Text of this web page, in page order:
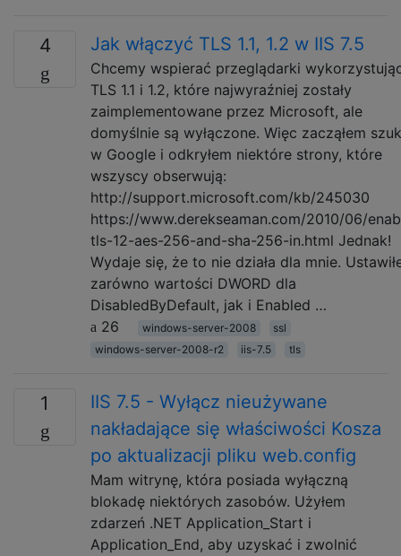
4 Jak włączyć TLS 1.1, 1.2 w IIS 7.5
Chcemy wspierać przeglądarki
TLS 1.1 i 1.2, które najwyraźniej zostały
zaimplementowane przez Microsoft, ale
domyślnie są wyłączone. Więc zacząłem
w Google i odkryłem niektóre strony, które
wszyscy obserwują:
http://support.microsoft.com/kb/245030
https://www.derekseaman.com/2010/06/
tls-12-aes-256-and-sha-256-in.html Jednak!
Wydaje się, że to nie działa dla mnie.
zarówno wartości DWORD dla
DisabledByDefault, jak i Enabled …
26
windows-server-2008
ssl
windows-server-2008-r2
iis-7.5 tls
1
IIS 7.5 - Wyłącz nieużywane
nakładające się właściwości Kosza
po aktualizacji pliku web.config
Mam witrynę, która posiada wyłączną
blokadę niektórych zasobów. Użyłem
zdarzeń .NET Application_Start i
Application_End, aby uzyskać i zwolnić